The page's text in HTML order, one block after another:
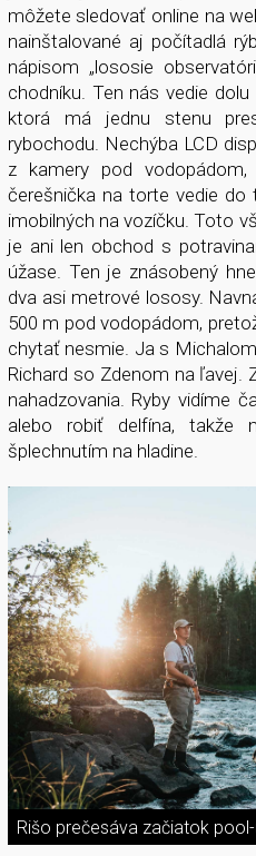
môžete sledovať online na
nainštalované aj počítadlá
nápisom „lososie
chodníku. Ten nás vedie
ktorá má jednu stenu
rybochodu. Nechýba LCD
z kamery pod
čerešnička na torte vedie
imobilných na vozíčku. Toto
je ani len obchod s
úžase. Ten je znásobený
dva asi metrové lososy.
500 m pod vodopádom,
chytať nesmie. Ja s
Richard so Zdenom na ľavej.
nahadzovania. Ryby vidíme
alebo robiť delfína, takže
šplechnutím na hladine.
Rišo prečesáva začiatok pool-